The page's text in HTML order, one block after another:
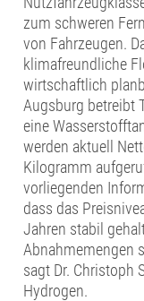
zum schweren
von Fahrzeugen.
klimafreundliche
wirtschaftlich
Augsburg betreibt
eine
werden aktuell
Kilogramm
vorliegenden
dass das
Jahren stabil
Abnahmemengen
sagt Dr. Christoph
Hydrogen.